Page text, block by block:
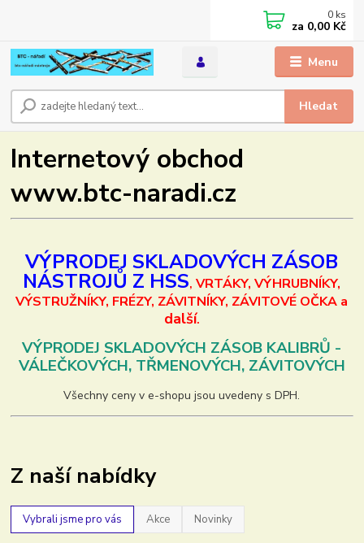
Menu
Hledat
0 ks
za 0,00 Kč
Internetový obchod
www.btc-naradi.cz
VÝPRODEJ SKLADOVÝCH ZÁSOB
NÁSTROJŮ Z HSS,VRTÁKY, VÝHRUBNÍKY,
VÝSTRUŽNÍKY, FRÉZY, ZÁVITNÍKY, ZÁVITOVÉ OČKA a
další.
VÝPRODEJ SKLADOVÝCH ZÁSOB KALIBRŮ -
VÁLEČKOVÝCH, TŘMENOVÝCH, ZÁVITOVÝCH
Všechny ceny v e-shopu jsou uvedeny s DPH.
Z naší nabídky
Vybrali jsme pro vás Akce Novinky